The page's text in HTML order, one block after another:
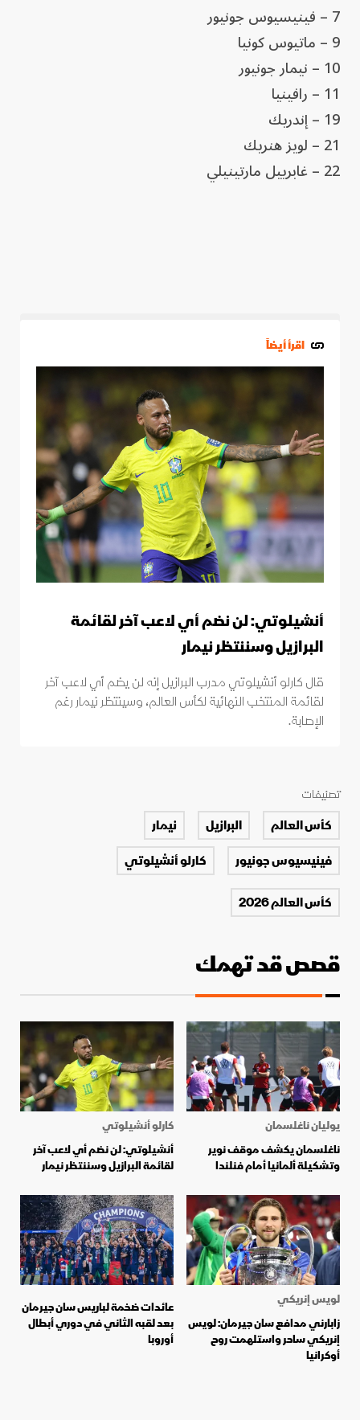
7 – فينيسيوس جونيور
9 – ماتيوس كونيا
10 – نيمار جونيور
11 – رافينيا
19 – إندريك
21 – لويز هنريك
22 – غابرييل مارتينيلي
اقرأ أيضاً
أنشيلوتي: لن نضم أي لاعب آخر لقائمة
البرازيل وسننتظر نيمار
قال كارلو أنشيلوتي مدرب البرازيل إنه لن يضم أي لاعب آخر
لقائمة المنتخب النهائية لكأس العالم، وسينتظر نيمار رغم
الإصابة.
تصنيفات
كأس العالم البرازيل
نيمار
فينيسيوس جونيور
كارلو أنشيلوتي
كأس العالم 2026
قصص قد تهمك
يوليان ناغلسمان
ناغلسمان يكشف موقف نوير
وتشكيلة ألمانيا أمام فنلندا
كارلو أنشيلوتي
أنشيلوتي: لن نضم أي لاعب آخر
لقائمة البرازيل وسننتظر نيمار
لويس إنريكي
زابارني مدافع سان جيرمان: لويس
إنريكي ساحر واستلهمت روح
أوكرانيا
عائدات ضخمة لباريس سان جيرمان
بعد لقبه الثاني في دوري أبطال
أوروبا